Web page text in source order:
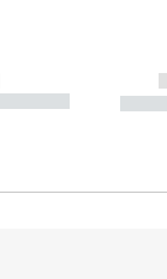
--------